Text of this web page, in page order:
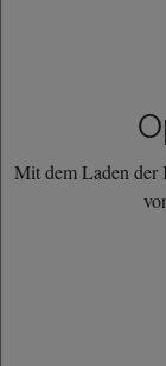
Mit dem Laden der